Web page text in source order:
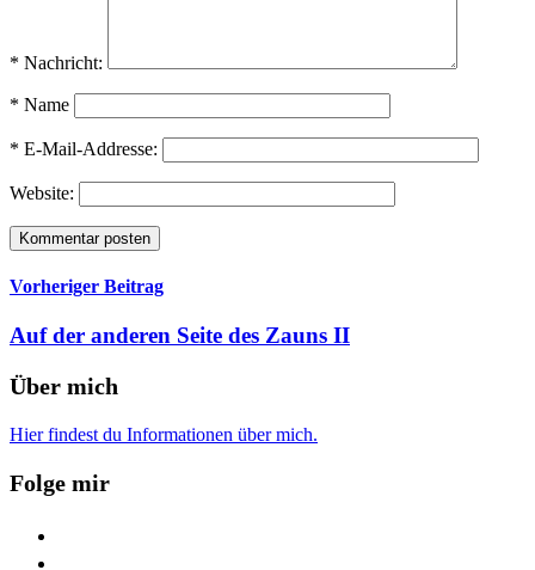
* Nachricht:
* Name
* E-Mail-Addresse:
Website:
Vorheriger Beitrag
Auf der anderen Seite des Zauns II
Über mich
Hier findest du Informationen über mich.
Folge mir